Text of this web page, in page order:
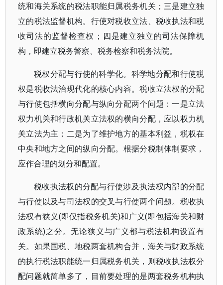
统和海关系统的税法职能归属税务机关；三是建立独
立的税法监督机构。行使对税收立法、税收执法和税
收司法的监督检查权；四是建立独立的司法保障机
构，即建立税务警察、税务检察和税务法院。
税权分配与行使的科学化。科学地分配和行使税
权是税收法治现代化的核心内容。税收立法权的分配
与行使包括横向分配与纵向分配两个问题：一是立法
权力机关和行政机关立法权的横向分配，应以权力机
关立法为主；二是为了维护地方的基本利益，税权在
中央和地方之间的纵向分配。根据分税制体制要求，
应作合理的划分和配置。
税收执法权的分配与行使涉及执法权内部的分配
与行使以及与司法权的交叉与行使两个问题。税收执
法权有狭义(即仅指税务机关)和广义(即包括海关和财
政系统)之分。无论狭义与广义都与税法机构设置有
关。如果国税、地税两套机构合并，海关与财政系统
的执行税法职能统一归属税务机关，则税收执法权分
配问题就简单多了，目前要处理的是两套税务机构执